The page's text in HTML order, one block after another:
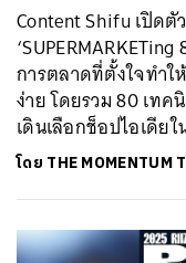
Content Shifu เปิด
การตลาดที่ตั้งใจทำใ
ง่าย โดยรวม 80 เท
เดินเลือกช็อปไอเดียใ
โดย THE MOMENTUM